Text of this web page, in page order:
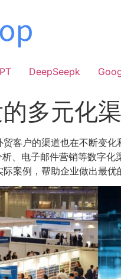
DeepSeepk
多元化
客户的渠道也在不断变
、电子邮件营销等数字
案例，帮助企业做出最优